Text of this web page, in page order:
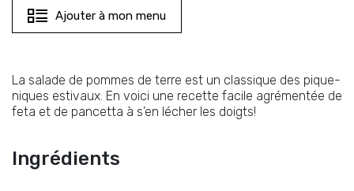
Ajouter à mon menu
La salade de pommes de terre est un classique des pique-
niques estivaux. En voici une recette facile agrémentée de
feta et de pancetta à s'en lécher les doigts!
Ingrédients